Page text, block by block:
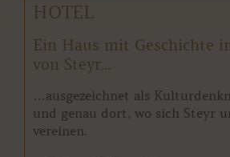
HOTEL
Ein Haus mit Geschichte
von Steyr...
…ausgezeichnet als
und genau dort, wo sich Steyr
vereinen.